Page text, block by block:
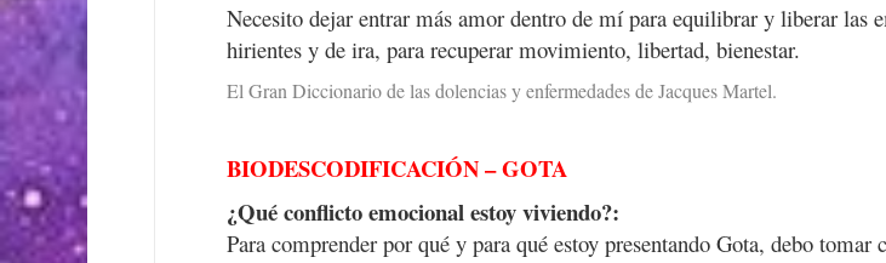
Necesito dejar entrar más amor dentro de mí para equilibrar y liberar las
hirientes y de ira, para recuperar movimiento, libertad, bienestar.
El Gran Diccionario de las dolencias y enfermedades de Jacques Martel.
BIODESCODIFICACIÓN – GOTA
¿Qué conflicto emocional estoy viviendo?:
Para comprender por qué y para qué estoy presentando Gota, debo